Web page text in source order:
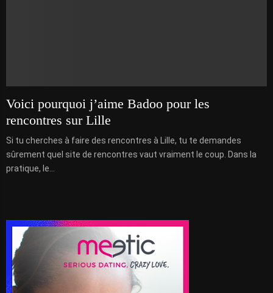
Voici pourquoi j’aime Badoo pour les
rencontres sur Lille
Si tu cherches à faire des rencontres à Lille, tu te demandes
sûrement quel site de rencontres vaut vraiment le coup. Dans la
pratique, le...